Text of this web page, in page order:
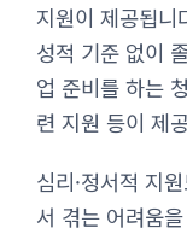
지원이 제공됩니
성적 기준 없이
업 준비를 하는
련 지원 등이 제
심리·정서적 지
서 겪는 어려움